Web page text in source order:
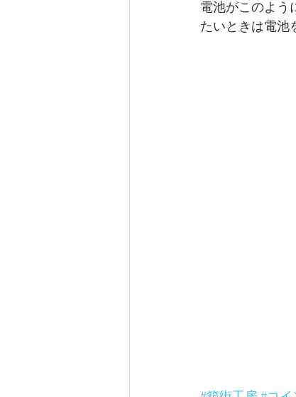
電池がこのよう
たいときは電池